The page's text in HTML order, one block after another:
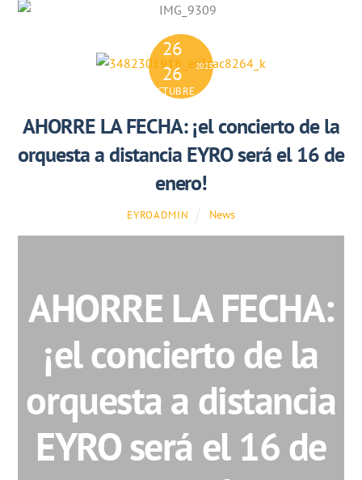
26
26
OCTUBRE
2023
AHORRE LA FECHA: ¡el concierto de la
orquesta a distancia EYRO será el 16 de
enero!
EYROADMIN News
AHORRE LA FECHA:
¡el concierto de la
orquesta a distancia
EYRO será el 16 de